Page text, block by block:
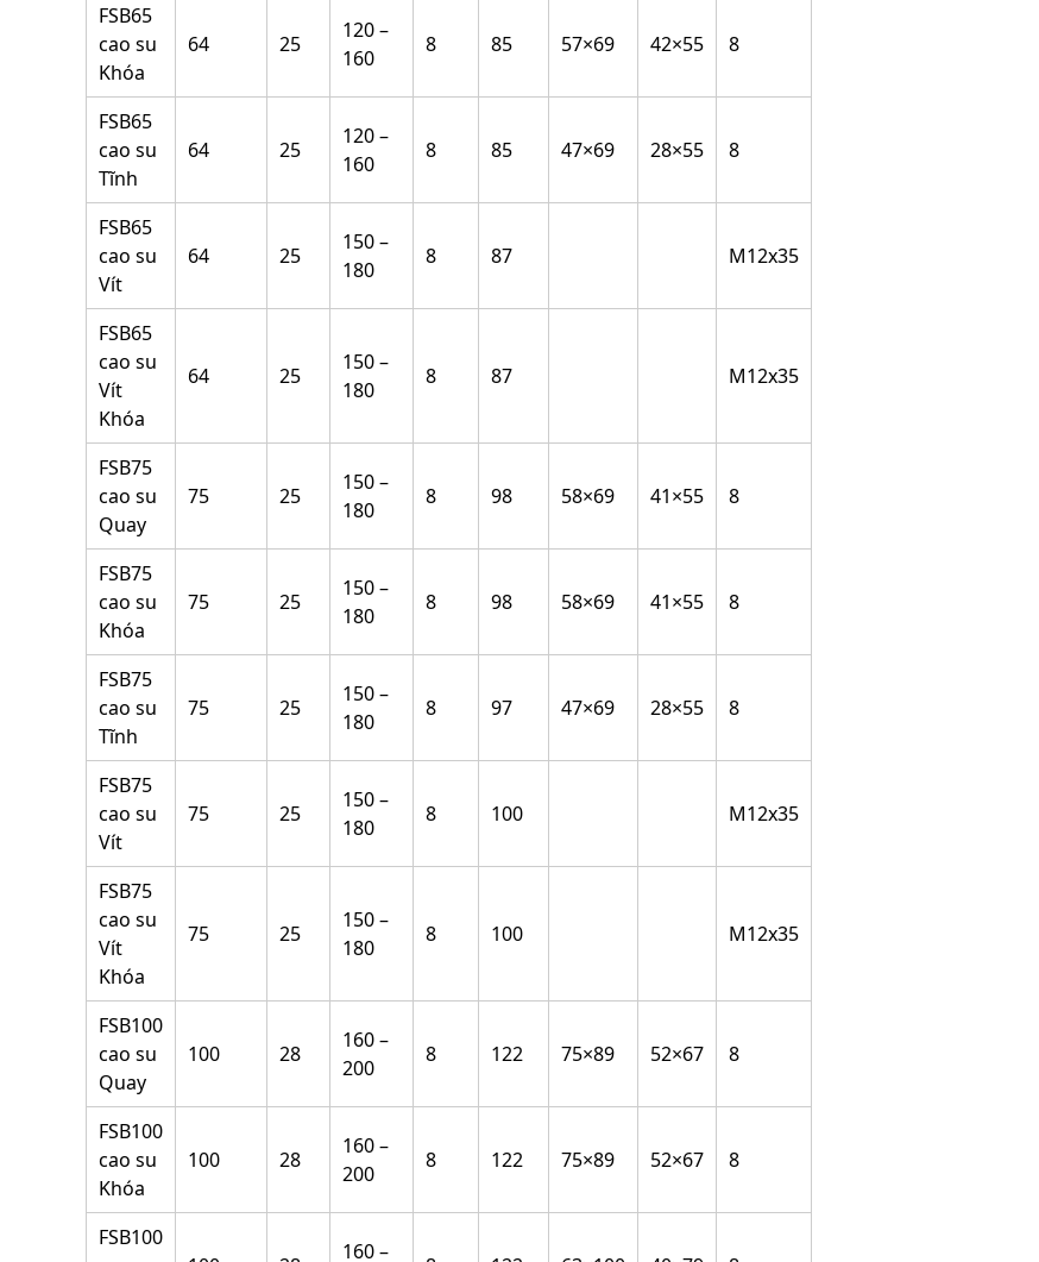
FSB65
cao su
Khóa
64 25
120 –
160
8 85 57×69 42×55 8
FSB65
cao su
Tĩnh
64 25
120 –
160
8 85 47×69 28×55 8
FSB65
cao su
Vít
64 25
150 –
180
8 87 M12x35
FSB65
cao su
Vít
Khóa
64 25
150 –
180
8 87 M12x35
FSB75
cao su
Quay
75 25
150 –
180
8 98 58×69 41×55 8
FSB75
cao su
Khóa
75 25
150 –
180
8 98 58×69 41×55 8
FSB75
cao su
Tĩnh
75 25
150 –
180
8 97 47×69 28×55 8
FSB75
cao su
Vít
75 25
150 –
180
8 100 M12x35
FSB75
cao su
Vít
Khóa
75 25
150 –
180
8 100 M12x35
FSB100
cao su
Quay
100 28
160 –
200
8 122 75×89 52×67 8
FSB100
cao su
Khóa
100 28
160 –
200
8 122 75×89 52×67 8
FSB100
160 –